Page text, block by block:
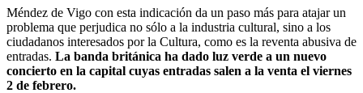
Méndez de Vigo con esta indicación da un paso más para atajar un
problema que perjudica no sólo a la industria cultural, sino a los
ciudadanos interesados por la Cultura, como es la reventa abusiva de
entradas. La banda británica ha dado luz verde a un nuevo
concierto en la capital cuyas entradas salen a la venta el viernes
2 de febrero.